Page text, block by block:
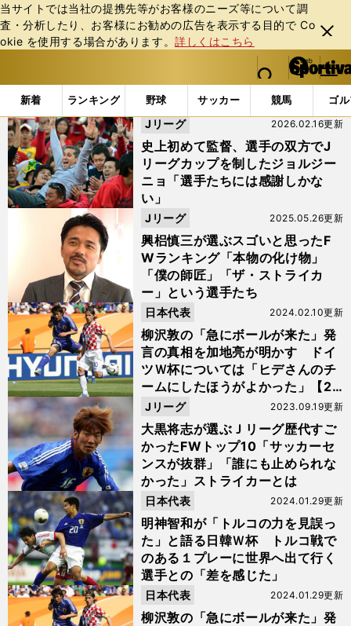
当サイトでは当社の提携先等がお客様のニーズ等について調
査・分析したり、お客様にお勧めの広告を表⽰する⽬的で Co
okie を使⽤する場合があります。詳しくはこちら
閉じ
る
web Sportiva (webスポルティーバ)
検索
マイペ
ー
ジ
メニュ
新着 ランキング 野球 サッカー 競馬 ゴ
b
ス
ポ
ル
テ
ィ
ー
バ
「#柳沢敦」の最新ニュース・ 情報
史上初めて監督、選手の双方でJ
リーグカップを制したジョルジー
ニョ「選手たちには感謝しかな
い」
2026.02.16更新
Jリーグ
興梠慎三が選ぶスゴいと思ったF
Wランキング「本物の化け物」
「僕の師匠」「ザ・ストライカ
ー」という選手たち
2025.05.26更新
Jリーグ
柳沢敦の「急にボールが来た」発
言の真相を加地亮が明かす ドイ
ツＷ杯については「ヒデさんのチ
ームにしたほうがよかった」【20
23年人気記事】
2024.02.10更新
日本代表
大黒将志が選ぶＪリーグ歴代すご
かったFWトップ10「サッカーセ
ンスが抜群」「誰にも止められな
かった」ストライカーとは
2023.09.19更新
Jリーグ
明神智和が「トルコの力を見誤っ
た」と語る日韓Ｗ杯 トルコ戦で
のある１プレーに世界へ出て行く
選手との「差を感じた」
2024.01.29更新
日本代表
柳沢敦の「急にボールが来た」発
2024.01.29更新
日本代表